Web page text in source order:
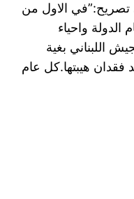
الاول من
واحياء
اللبناني بغية
فقدان هيبتها.كل عام